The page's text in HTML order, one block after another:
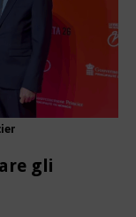
gli